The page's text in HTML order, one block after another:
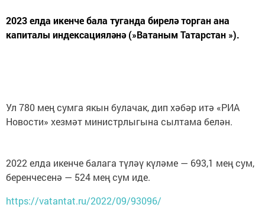
2023 елда икенче бала туганда бирелә торган ана
капиталы индексацияләнә (»Ватаным Татарстан »).
Ул 780 мең сумга якын булачак, дип хәбәр итә «РИА
Новости» хезмәт министрлыгына сылтама белән.
2022 елда икенче балага түләү күләме — 693,1 мең сум,
беренчесенә — 524 мең сум иде.
https://vatantat.ru/2022/09/93096/